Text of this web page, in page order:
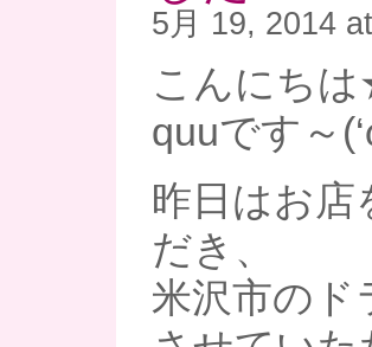
5月 19, 2014
こんにち
quuです～
昨日はお店
だき、
米沢市のド